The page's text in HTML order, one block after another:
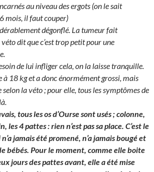
au niveau des ergots (on le sait
mois, il faut couper)
dégonflé. La tumeur fait
dit que c’est trop petit pour une
de lui infliger cela, on la laisse tranquille.
à 18 kg et a donc énormément grossi, mais
la véto ; pour elle, tous les symptômes de
tous les os d’Ourse sont usés ; colonne,
4 pattes : rien n’est pas sa place. C’est le
jamais été promené, n’a jamais bougé et
bébés. Pour le moment, comme elle boite
jours des pattes avant, elle a été mise